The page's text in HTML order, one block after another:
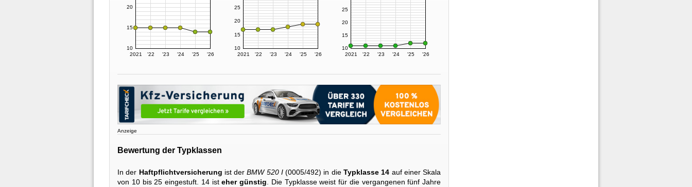
2021 '22 '23 '24 '25 '26
10
15
20
2021 '22 '23 '24 '25 '26
10
15
20
25
2021 '22 '23 '24 '25 '26
10
15
20
25
Anzeige
Bewertung der Typklassen
In der Haftpflichtversicherung ist derBMW 520 I(0005/492) in die Typklasse 14 auf einer Skala
von 10 bis 25 eingestuft. 14 isteher günstig . Die Typklasse weist für die vergangenen fünf Jahre